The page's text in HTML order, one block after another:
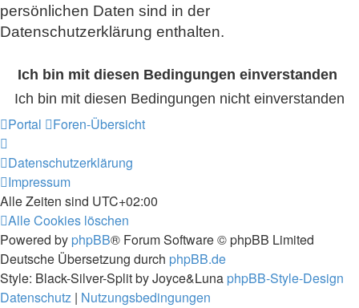
persönlichen Daten sind in der
Datenschutzerklärung enthalten.
Portal Foren-Übersicht
Datenschutzerklärung
Impressum
Alle Zeiten sind UTC+02:00
Alle Cookies löschen
Powered by phpBB® Forum Software © phpBB Limited
Deutsche Übersetzung durch phpBB.de
Style: Black-Silver-Split by Joyce&Luna phpBB-Style-Design
Datenschutz | Nutzungsbedingungen